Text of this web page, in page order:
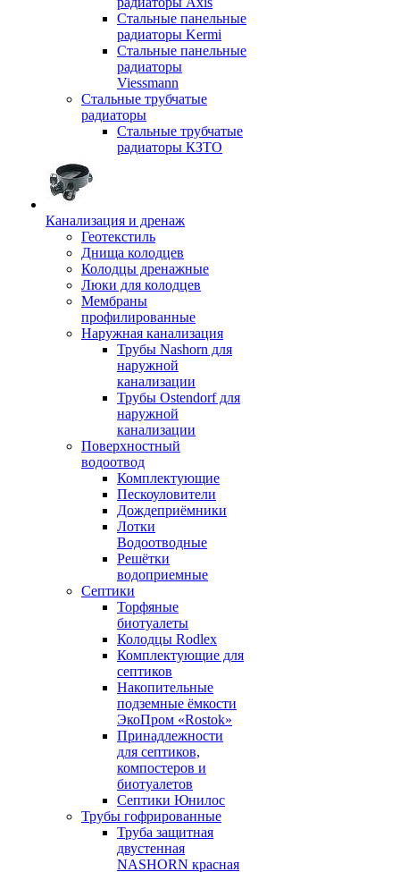
Стальные панельные
радиаторы Kermi
Стальные панельные
радиаторы
Viessmann
Стальные трубчатые
радиаторы
Стальные трубчатые
радиаторы КЗТО
Канализация и дренаж
Геотекстиль
Днища колодцев
Колодцы дренажные
Люки для колодцев
Мембраны
профилированные
Наружная канализация
Трубы Nashorn для
наружной
канализации
Трубы Ostendorf для
наружной
канализации
Поверхностный
водоотвод
Комплектующие
Пескоуловители
Дождеприёмники
Лотки
Водоотводные
Решётки
водоприемные
Септики
Торфяные
биотуалеты
Колодцы Rodlex
Комплектующие для
септиков
Накопительные
подземные ёмкости
ЭкоПром «Rostok»
Принадлежности
для септиков,
компостеров и
биотуалетов
Септики Юнилос
Трубы гофрированные
Труба защитная
двустенная
NASHORN красная